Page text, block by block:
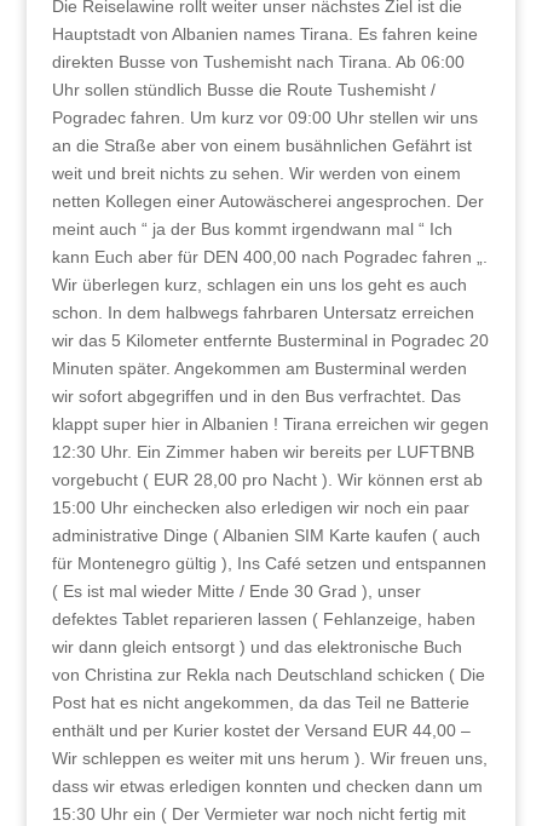
Die Reiselawine rollt weiter unser nächstes Ziel ist die
Hauptstadt von Albanien names Tirana. Es fahren keine
direkten Busse von Tushemisht nach Tirana. Ab 06:00
Uhr sollen stündlich Busse die Route Tushemisht /
Pogradec fahren. Um kurz vor 09:00 Uhr stellen wir uns
an die Straße aber von einem busähnlichen Gefährt ist
weit und breit nichts zu sehen. Wir werden von einem
netten Kollegen einer Autowäscherei angesprochen. Der
meint auch “ ja der Bus kommt irgendwann mal “ Ich
kann Euch aber für DEN 400,00 nach Pogradec fahren „.
Wir überlegen kurz, schlagen ein uns los geht es auch
schon. In dem halbwegs fahrbaren Untersatz erreichen
wir das 5 Kilometer entfernte Busterminal in Pogradec 20
Minuten später. Angekommen am Busterminal werden
wir sofort abgegriffen und in den Bus verfrachtet. Das
klappt super hier in Albanien ! Tirana erreichen wir gegen
12:30 Uhr. Ein Zimmer haben wir bereits per LUFTBNB
vorgebucht ( EUR 28,00 pro Nacht ). Wir können erst ab
15:00 Uhr einchecken also erledigen wir noch ein paar
administrative Dinge ( Albanien SIM Karte kaufen ( auch
für Montenegro gültig ), Ins Café setzen und entspannen
( Es ist mal wieder Mitte / Ende 30 Grad ), unser
defektes Tablet reparieren lassen ( Fehlanzeige, haben
wir dann gleich entsorgt ) und das elektronische Buch
von Christina zur Rekla nach Deutschland schicken ( Die
Post hat es nicht angekommen, da das Teil ne Batterie
enthält und per Kurier kostet der Versand EUR 44,00 –
Wir schleppen es weiter mit uns herum ). Wir freuen uns,
dass wir etwas erledigen konnten und checken dann um
15:30 Uhr ein ( Der Vermieter war noch nicht fertig mit